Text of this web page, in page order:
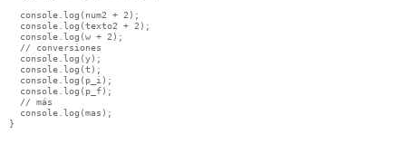
  console.log(num2 + 2);
  console.log(texto2 + 2);
  console.log(w + 2);
  // conversiones
  console.log(y);
  console.log(t);
  console.log(p_i);
  console.log(p_f);
  // más
  console.log(mas);
}